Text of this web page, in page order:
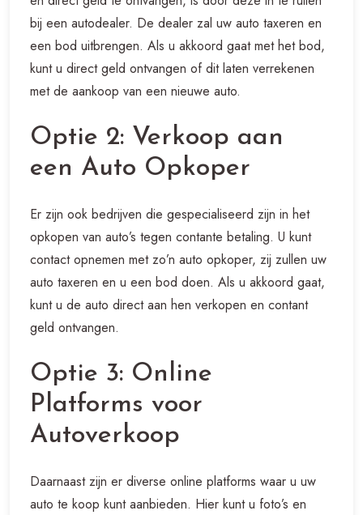
bij een autodealer. De dealer zal uw auto taxeren en
een bod uitbrengen. Als u akkoord gaat met het bod,
kunt u direct geld ontvangen of dit laten verrekenen
met de aankoop van een nieuwe auto.
Optie 2: Verkoop aan
een Auto Opkoper
Er zijn ook bedrijven die gespecialiseerd zijn in het
opkopen van auto’s tegen contante betaling. U kunt
contact opnemen met zo’n auto opkoper, zij zullen uw
auto taxeren en u een bod doen. Als u akkoord gaat,
kunt u de auto direct aan hen verkopen en contant
geld ontvangen.
Optie 3: Online
Platforms voor
Autoverkoop
Daarnaast zijn er diverse online platforms waar u uw
auto te koop kunt aanbieden. Hier kunt u foto’s en